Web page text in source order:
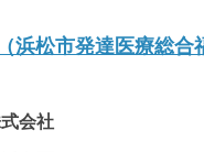
浜松市発達医療総合
会社